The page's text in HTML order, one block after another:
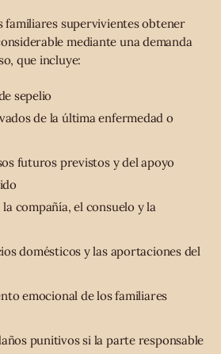
familiares supervivientes obtener
mediante una demanda
que incluye:
sepelio
de la última enfermedad o
futuros previstos y del apoyo
compañía, el consuelo y la
domésticos y las aportaciones del
emocional de los familiares
punitivos si la parte responsable